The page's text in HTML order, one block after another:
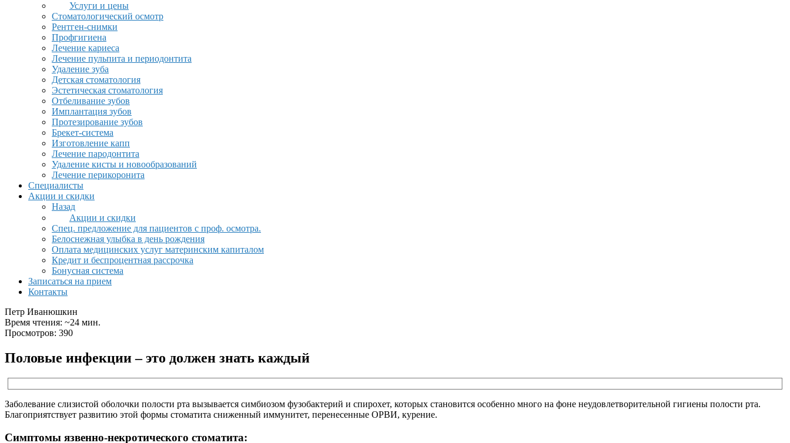
Услуги и цены
Стоматологический осмотр
Рентген-снимки
Профгигиена
Лечение кариеса
Лечение пульпита и периодонтита
Удаление зуба
Детская стоматология
Эстетическая стоматология
Отбеливание зубов
Имплантация зубов
Протезирование зубов
Брекет-система
Изготовление капп
Лечение пародонтита
Удаление кисты и новообразований
Лечение перикоронита
Специалисты
Акции и скидки
Назад
Акции и скидки
Спец. предложение для пациентов с проф. осмотра.
Белоснежная улыбка в день рождения
Оплата медицинских услуг материнским капиталом
Кредит и беспроцентная рассрочка
Бонусная система
Записаться на прием
Контакты
Петр Иванюшкин
Время чтения: ~24 мин.
Просмотров: 390
Половые инфекции – это должен знать каждый
Заболевание слизистой оболочки полости рта вызывается симбиозом фузобактерий и спирохет, которых становится особенно много на фоне неудовлетворительной гигиены полости рта.
Благоприятствует развитию этой формы стоматита сниженный иммунитет, перенесенные ОРВИ, курение.
Симптомы язвенно-некротического стоматита: